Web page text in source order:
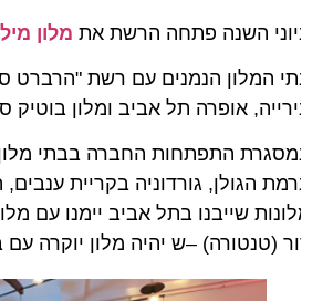
השנה פתחה הרשת את מלון
המלון הנמנים עם רשת "הרברט
אופרה תל אביב ומלון בוטיק סר
שייבנו בתל אביב יימנו עם
(טנטורה) –ש יהיה מלון יוקרה עם